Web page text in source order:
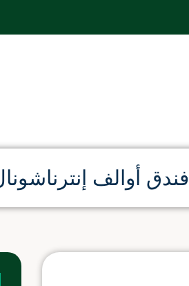
فندق أوالف